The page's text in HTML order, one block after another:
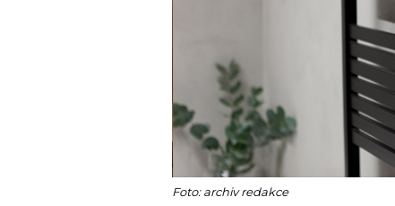
Foto: archiv redakce